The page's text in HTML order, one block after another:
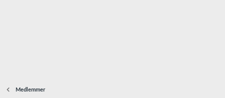
Medlemmer